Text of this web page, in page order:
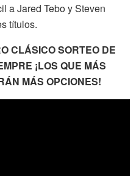
a Jared Tebo y Steven
títulos.
CLÁSICO SORTEO DE
¡LOS QUE MÁS
MÁS OPCIONES!